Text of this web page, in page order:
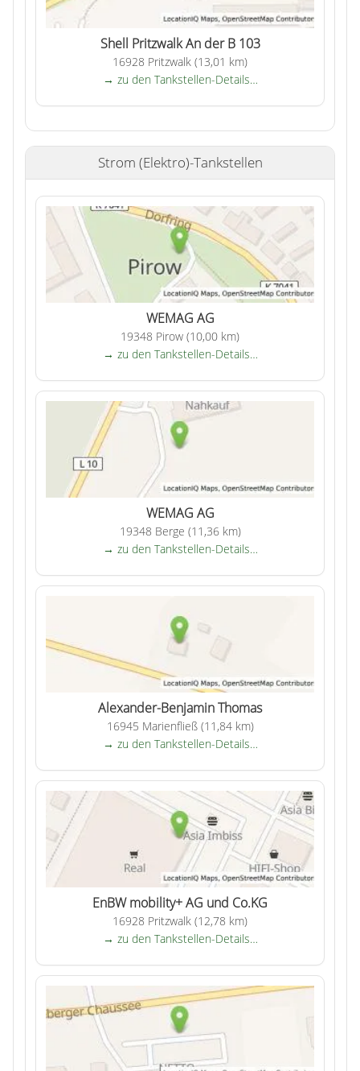
Shell Pritzwalk An der B 103
16928 Pritzwalk (13,01 km)
→ zu den Tankstellen-Details…
Strom (Elektro)-Tankstellen
WEMAG AG
19348 Pirow (10,00 km)
→ zu den Tankstellen-Details…
WEMAG AG
19348 Berge (11,36 km)
→ zu den Tankstellen-Details…
Alexander-Benjamin Thomas
16945 Marienfließ (11,84 km)
→ zu den Tankstellen-Details…
EnBW mobility+ AG und Co.KG
16928 Pritzwalk (12,78 km)
→ zu den Tankstellen-Details…